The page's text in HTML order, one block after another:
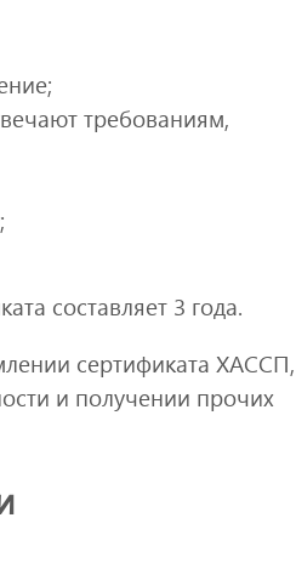
требованиям,
составляет 3 года.
сертификата ХАССП,
и получении прочих